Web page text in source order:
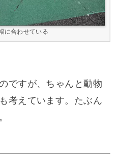
に合わせている
ですが、ちゃんと動物
考えています。たぶん